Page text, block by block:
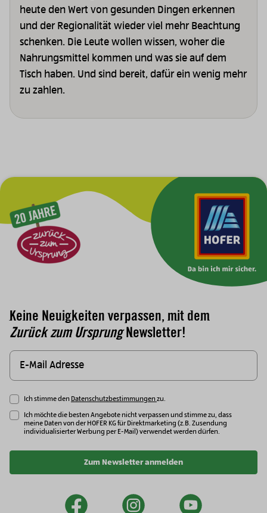
heute den Wert von gesunden Dingen erkennen
und der Regionalität wieder viel mehr Beachtung
schenken. Die Leute wollen wissen, woher die
Nahrungsmittel kommen und was sie auf dem
Tisch haben. Und sind bereit, dafür ein wenig mehr
zu zahlen.
Zur Hauptnavigation
Keine Neuigkeiten verpassen, mit dem
Zurück zum UrsprungNewsletter!
Ich stimme den Datenschutzbestimmungenzu.
Ich möchte die besten Angebote nicht verpassen und stimme zu, dass
meine Daten von der HOFER KG für Direktmarketing (z.B. Zusendung
individualisierter Werbung per E-Mail) verwendet werden dürfen.
Zum Newsletter anmelden